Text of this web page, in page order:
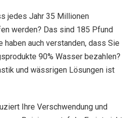
jedes Jahr 35 Millionen
werden? Das sind 185 Pfund
auch verstanden, dass Sie
90% Wasser bezahlen?
und wässrigen Lösungen ist
Ihre Verschwendung und